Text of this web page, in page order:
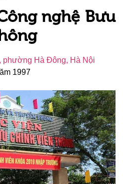
nghệ Bưu
phường Hà Đông, Hà Nội
1997